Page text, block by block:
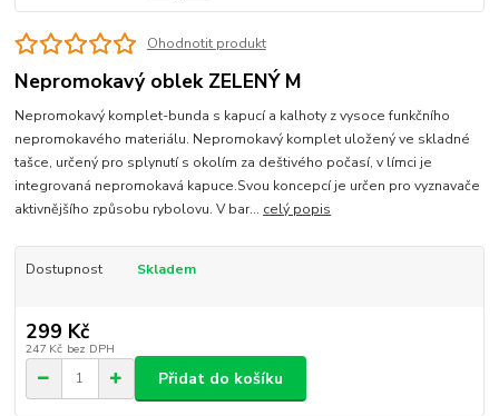
Ohodnotit produkt
Nepromokavý oblek ZELENÝ M
Nepromokavý komplet-bunda s kapucí a kalhoty z vysoce funkčního
nepromokavého materiálu. Nepromokavý komplet uložený ve skladné
tašce, určený pro splynutí s okolím za deštivého počasí, v límci je
integrovaná nepromokavá kapuce.Svou koncepcí je určen pro vyznavače
aktivnějšího způsobu rybolovu. V bar... celý popis
Dostupnost Skladem
299 Kč
247 Kč bez DPH
Přidat do košíku